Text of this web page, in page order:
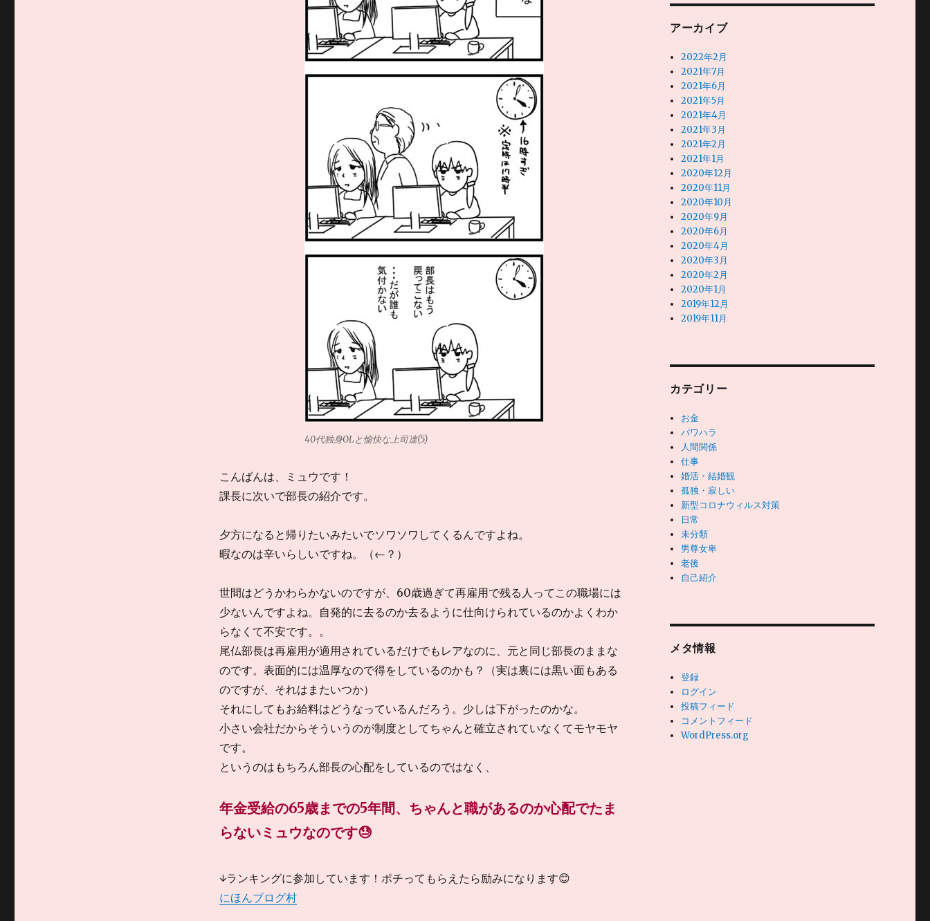
40代独身OLと愉快な上司達(5)
こんばんは、ミュウです！
課長に次いで部長の紹介です。
夕方になると帰りたいみたいでソワソワしてくるんですよね。
暇なのは辛いらしいですね。（←？）
世間はどうかわらかないのですが、60歳過ぎて再雇用で残る人ってこの職場には
少ないんですよね。自発的に去るのか去るように仕向けられているのかよくわか
らなくて不安です。。
尾仏部長は再雇用が適用されているだけでもレアなのに、元と同じ部長のままな
のです。表面的には温厚なので得をしているのかも？（実は裏には黒い面もある
のですが、それはまたいつか）
それにしてもお給料はどうなっているんだろう。少しは下がったのかな。
小さい会社だからそういうのが制度としてちゃんと確立されていなくてモヤモヤ
です。
というのはもちろん部長の心配をしているのではなく、
年金受給の65歳までの5年間、ちゃんと職があるのか心配でたま
らないミュウなのです😓
↓ランキングに参加しています！ポチってもらえたら励みになります😊
にほんブログ村
アーカイブ
2022年2月
2021年7月
2021年6月
2021年5月
2021年4月
2021年3月
2021年2月
2021年1月
2020年12月
2020年11月
2020年10月
2020年9月
2020年6月
2020年4月
2020年3月
2020年2月
2020年1月
2019年12月
2019年11月
カテゴリー
お金
パワハラ
人間関係
仕事
婚活・結婚観
孤独・寂しい
新型コロナウィルス対策
日常
未分類
男尊女卑
老後
自己紹介
メタ情報
登録
ログイン
投稿フィード
コメントフィード
WordPress.org